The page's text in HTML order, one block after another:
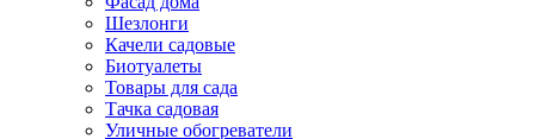
Шезлонги
Качели садовые
Биотуалеты
Товары для сада
Тачка садовая
Уличные обогреватели